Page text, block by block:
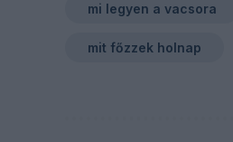
mi legyen a vacsora
mit főzzek holnap